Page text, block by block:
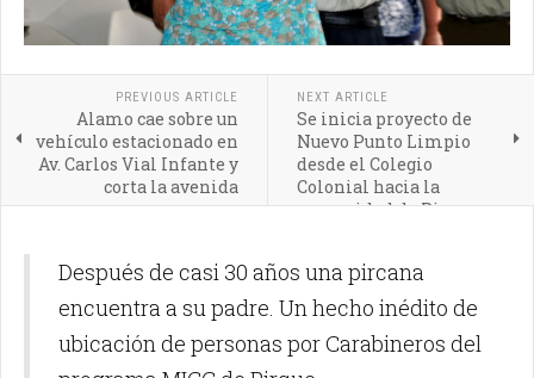
PREVIOUS ARTICLE
Alamo cae sobre un
vehículo estacionado en
Av. Carlos Vial Infante y
corta la avenida
NEXT ARTICLE
Se inicia proyecto de
Nuevo Punto Limpio
desde el Colegio
Colonial hacia la
comunidad de Pirque
Después de casi 30 años una pircana
encuentra a su padre. Un hecho inédito de
ubicación de personas por Carabineros del